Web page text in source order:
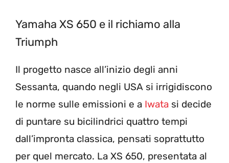
Yamaha XS 650 e il richiamo alla
Triumph
Il progetto nasce all’inizio degli anni
Sessanta, quando negli USA si irrigidiscono
le norme sulle emissioni e a Iwata si decide
di puntare su bicilindrici quattro tempi
dall’impronta classica, pensati soprattutto
per quel mercato. La XS 650, presentata al